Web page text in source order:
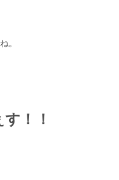
。
！！